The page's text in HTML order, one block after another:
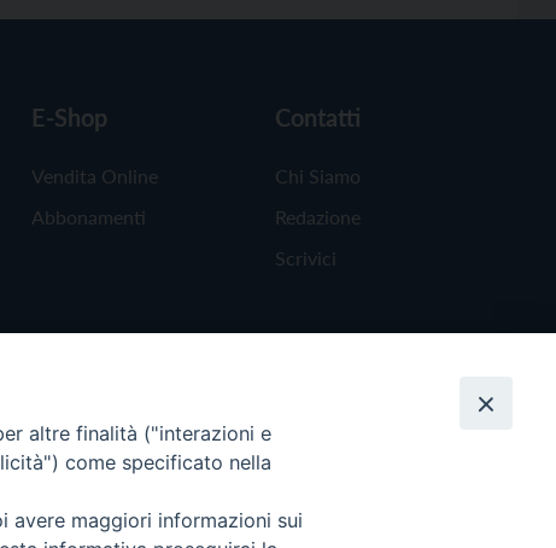
E-Shop
Vendita Online
Abbonamenti
Contatti
Chi Siamo
Redazione
Scrivici
altre finalità ("interazioni e
come specificato nella
avere maggiori informazioni sui